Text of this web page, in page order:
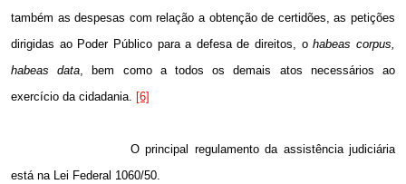
também as despesas com relação a obtenção de certidões, as petições
dirigidas ao Poder Público para a defesa de direitos, ohabeas corpus,
habeas data, bem como a todos os demais atos necessários ao
exercício da cidadania. [6]
O principal regulamento da assistência judiciária
está na Lei Federal 1060/50.